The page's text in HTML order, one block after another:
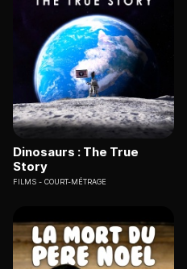
Dinosaurs : The True
Story
FILMS COURT-MÉTRAGE